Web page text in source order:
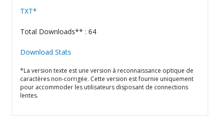
TXT*
Total Downloads** : 64
Download Stats
*La version texte est une version à reconnaissance optique de
caractères non-corrigée. Cette version est fournie uniquement
pour accommoder les utilisateurs disposant de connections
lentes.